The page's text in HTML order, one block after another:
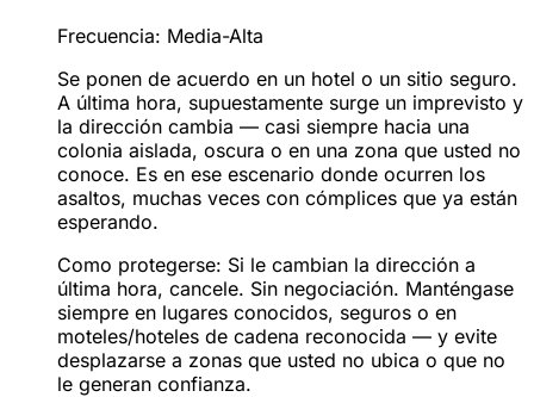
Frecuencia: Media-Alta
Se ponen de acuerdo en un hotel o un sitio seguro.
A última hora, supuestamente surge un imprevisto y
la dirección cambia — casi siempre hacia una
colonia aislada, oscura o en una zona que usted no
conoce. Es en ese escenario donde ocurren los
asaltos, muchas veces con cómplices que ya están
esperando.
Como protegerse: Si le cambian la dirección a
última hora, cancele. Sin negociación. Manténgase
siempre en lugares conocidos, seguros o en
moteles/hoteles de cadena reconocida — y evite
desplazarse a zonas que usted no ubica o que no
le generan confianza.